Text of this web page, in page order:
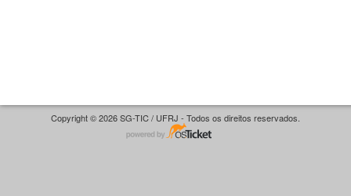
Copyright © 2026 SG-TIC / UFRJ - Todos os direitos reservados.